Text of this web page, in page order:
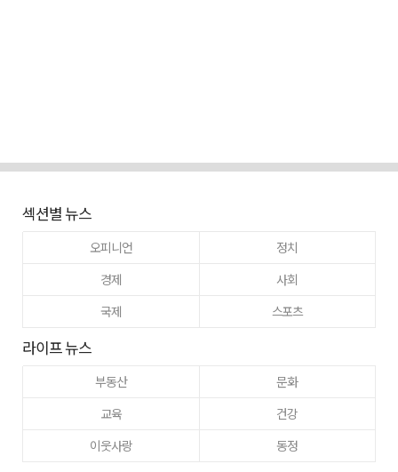
섹션별 뉴스
오피니언
정치
경제
사회
국제
스포츠
라이프 뉴스
부동산
문화
교육
건강
이웃사랑
동정